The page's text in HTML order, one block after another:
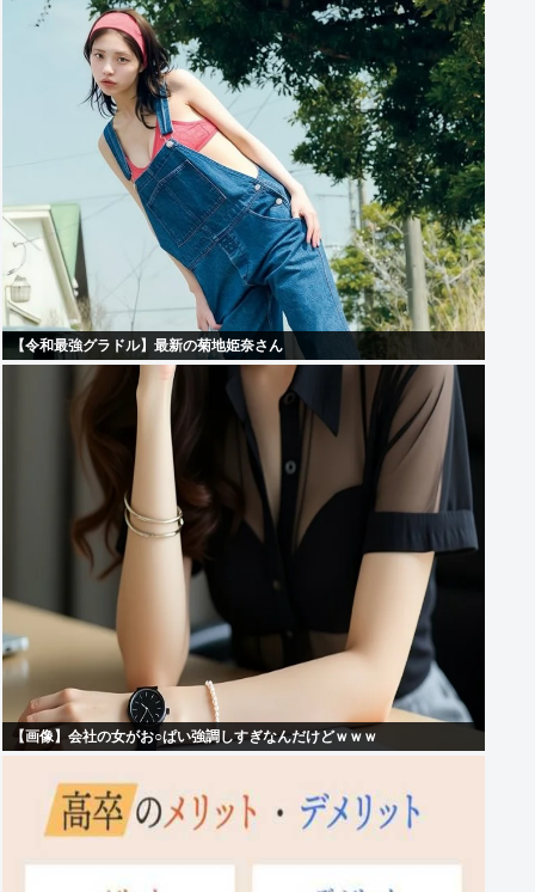
【令和最強グラドル】最新の菊地姫奈さん
【画像】会社の女がお○ぱい強調しすぎなんだけどｗｗｗ